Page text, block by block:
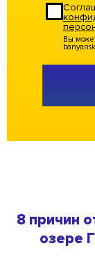
Вы
8 причин
озере